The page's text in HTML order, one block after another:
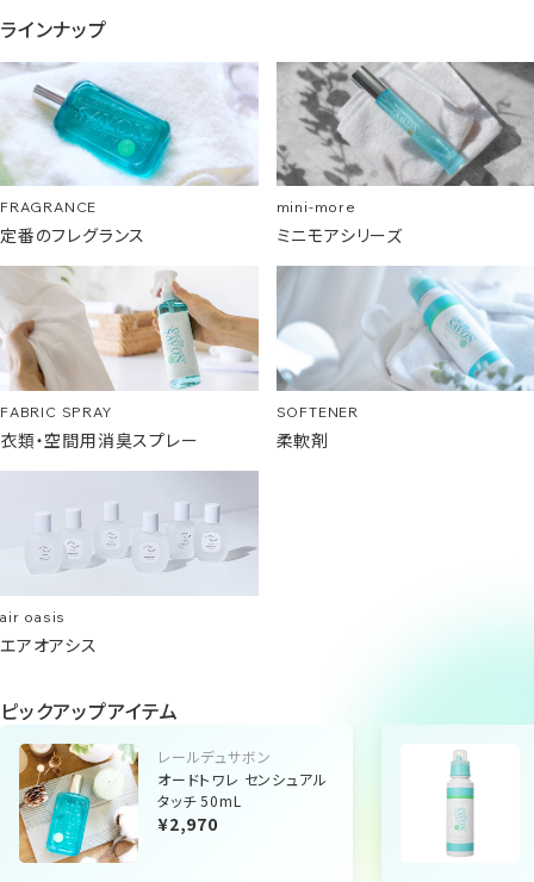
ラインナップ
FRAGRANCE
定番のフレグランス
mini-more
ミニモアシリーズ
FABRIC SPRAY
衣類・空間用消臭スプレー
SOFTENER
柔軟剤
air oasis
エアオアシス
ピックアップアイテム
レールデュサボン
オードトワレ センシュアル
タッチ 50mL
¥2,970